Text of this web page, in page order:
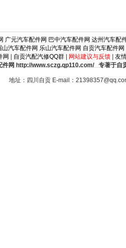
广元汽车配件网 巴中汽车配件网 达州汽车配
山汽车配件网 乐山汽车配件网 自贡汽车配件网
网
自贡汽配汽修QQ群| 网站建议与反馈| 友
件网 http://www.sczg.qp110.com/ 专著于自
地址：四川自贡 E-mail：